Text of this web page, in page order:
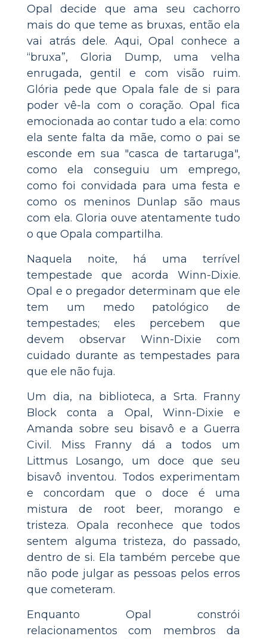
Opal decide que ama seu cachorro
mais do que teme as bruxas, então ela
vai atrás dele. Aqui, Opal conhece a
“bruxa”, Gloria Dump, uma velha
enrugada, gentil e com visão ruim.
Glória pede que Opala fale de si para
poder vê-la com o coração. Opal fica
emocionada ao contar tudo a ela: como
ela sente falta da mãe, como o pai se
esconde em sua "casca de tartaruga",
como ela conseguiu um emprego,
como foi convidada para uma festa e
como os meninos Dunlap são maus
com ela. Gloria ouve atentamente tudo
o que Opala compartilha.
Naquela noite, há uma terrível
tempestade que acorda Winn-Dixie.
Opal e o pregador determinam que ele
tem um medo patológico de
tempestades; eles percebem que
devem observar Winn-Dixie com
cuidado durante as tempestades para
que ele não fuja.
Um dia, na biblioteca, a Srta. Franny
Block conta a Opal, Winn-Dixie e
Amanda sobre seu bisavô e a Guerra
Civil. Miss Franny dá a todos um
Littmus Losango, um doce que seu
bisavô inventou. Todos experimentam
e concordam que o doce é uma
mistura de root beer, morango e
tristeza. Opala reconhece que todos
sentem alguma tristeza, do passado,
dentro de si. Ela também percebe que
não pode julgar as pessoas pelos erros
que cometeram.
Enquanto Opal constrói
relacionamentos com membros da